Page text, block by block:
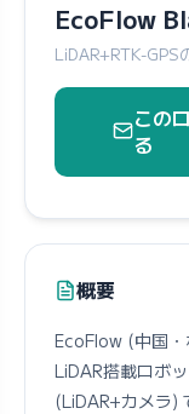
EcoFlow
LiDAR+RTK-GPS
この
る
概要
EcoFlow (中国・
LiDAR搭載ロボ
(LiDAR+カメラ)